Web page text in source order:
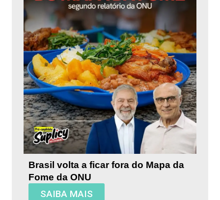
Brasil volta a ficar fora do Mapa da
Fome da ONU
SAIBA MAIS